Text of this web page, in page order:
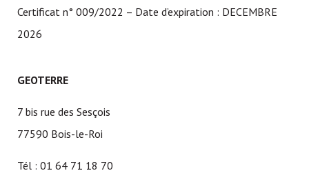
Certificat n° 009/2022 – Date d’expiration : DECEMBRE
2026
GEOTERRE
7 bis rue des Sesçois
77590 Bois-le-Roi
Tél : 01 64 71 18 70